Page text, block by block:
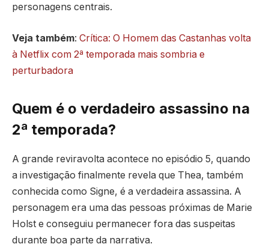
personagens centrais.
Veja também: Crítica: O Homem das Castanhas volta
à Netflix com 2ª temporada mais sombria e
perturbadora
Quem é o verdadeiro assassino na
2ª temporada?
A grande reviravolta acontece no episódio 5, quando
a investigação finalmente revela que Thea, também
conhecida como Signe, é a verdadeira assassina. A
personagem era uma das pessoas próximas de Marie
Holst e conseguiu permanecer fora das suspeitas
durante boa parte da narrativa.